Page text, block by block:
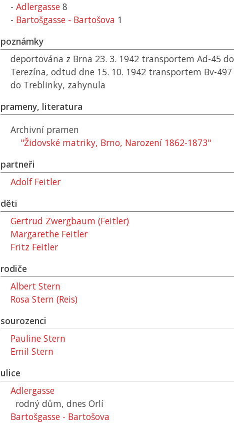
- Adlergasse 8
- Bartošgasse - Bartošova 1
poznámky
deportována z Brna 23. 3. 1942 transportem Ad-45 do
Terezína, odtud dne 15. 10. 1942 transportem Bv-497
do Treblinky, zahynula
prameny, literatura
Archivní pramen
"Židovské matriky, Brno, Narození 1862-1873"
partneři
Adolf Feitler
děti
Gertrud Zwergbaum (Feitler)
Margarethe Feitler
Fritz Feitler
rodiče
Albert Stern
Rosa Stern (Reis)
sourozenci
Pauline Stern
Emil Stern
ulice
Adlergasse
rodný dům, dnes Orlí
Bartošgasse - Bartošova